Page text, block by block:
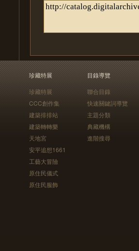
珍藏特展
珍藏特展
CCC創作集
建築排排站
建築轉轉樂
天地宮
安平追想1661
工藝大冒險
原住民儀式
原住民服飾
目錄導覽
聯合目錄
快速關鍵詞導覽
主題分類
典藏機構
進階搜尋